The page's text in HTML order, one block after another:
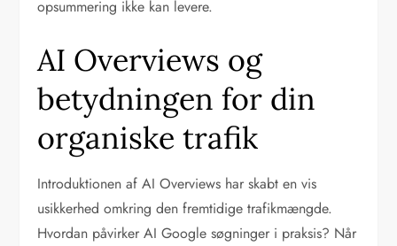
opsummering ikke kan levere.
AI Overviews og
betydningen for din
organiske trafik
Introduktionen af AI Overviews har skabt en vis
usikkerhed omkring den fremtidige trafikmængde.
Hvordan påvirker AI Google søgninger i praksis? Når